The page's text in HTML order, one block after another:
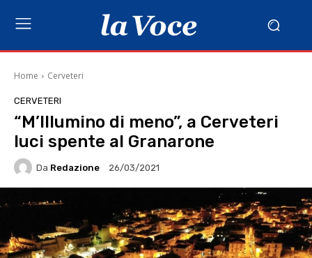
Home Cerveteri
CERVETERI
“M’Illumino di meno”, a Cerveteri
luci spente al Granarone
Da Redazione 26/03/2021